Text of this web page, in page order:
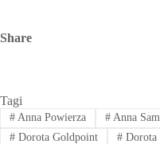
Share
Tagi
#Anna Powierza #Anna
#Dorota Goldpoint #Dorota